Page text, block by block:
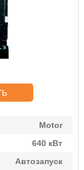
Motor
640 кВт
Автозапуск